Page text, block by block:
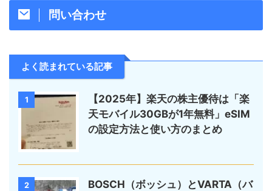
問い合わせ
よく読まれている記事
1
【2025年】楽天の株主優待は「楽
天モバイル30GBが1年無料」eSIM
の設定方法と使い方のまとめ
2
BOSCH（ボッシュ）とVARTA（バ